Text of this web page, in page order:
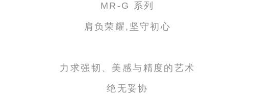
MR-G 系列
肩负荣耀,坚守初心
力求强韧、美感与精度的艺术
绝无妥协